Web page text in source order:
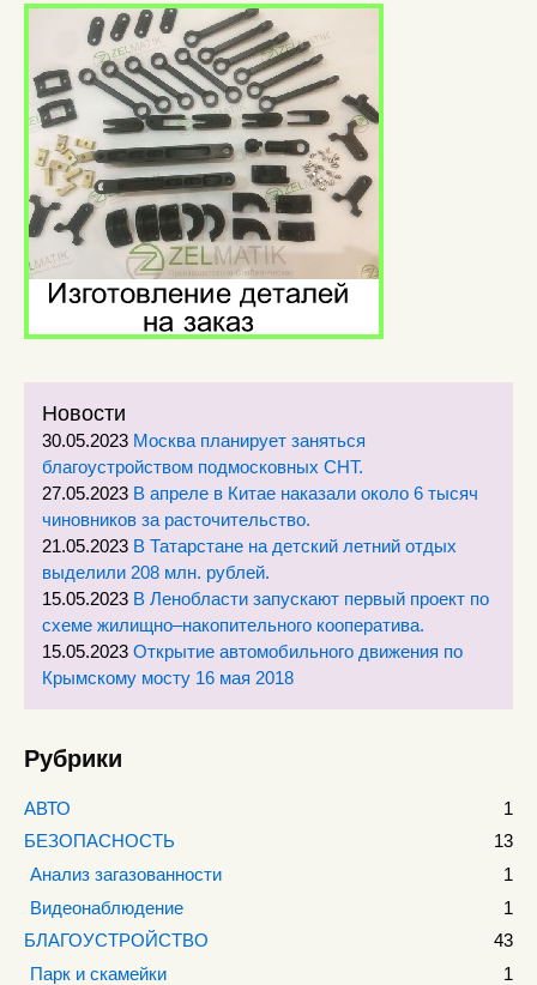
Новости
30.05.2023 Москва планирует заняться
благоустройством подмосковных СНТ.
27.05.2023 В апреле в Китае наказали около 6 тысяч
чиновников за расточительство.
21.05.2023 В Татарстане на детский летний отдых
выделили 208 млн. рублей.
15.05.2023 В Ленобласти запускают первый проект по
схеме жилищно–накопительного кооператива.
15.05.2023 Открытие автомобильного движения по
Крымскому мосту 16 мая 2018
Рубрики
АВТО
1
БЕЗОПАСНОСТЬ
13
Анализ загазованности
1
Видеонаблюдение
1
БЛАГОУСТРОЙСТВО
43
Парк и скамейки
1